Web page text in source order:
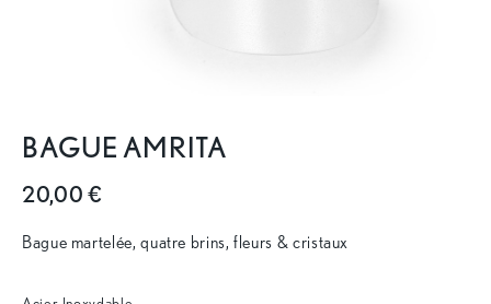
BAGUE AMRITA
20,00 €
Bague martelée, quatre brins, fleurs & cristaux